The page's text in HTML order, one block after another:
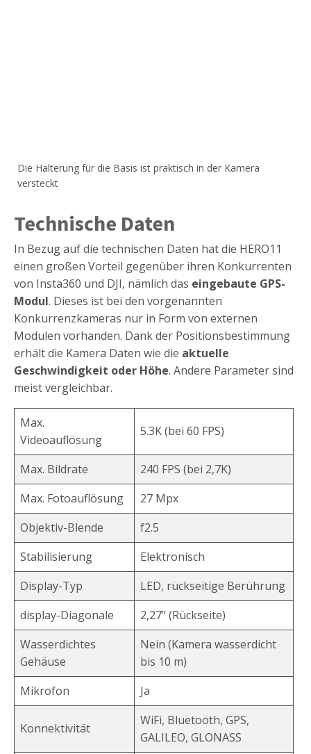
Die Halterung für die Basis ist praktisch in der Kamera
versteckt
Technische Daten
In Bezug auf die technischen Daten hat die HERO11
einen großen Vorteil gegenüber ihren Konkurrenten
von Insta360 und DJI, nämlich das eingebaute GPS-
Modul. Dieses ist bei den vorgenannten
Konkurrenzkameras nur in Form von externen
Modulen vorhanden. Dank der Positionsbestimmung
erhält die Kamera Daten wie die aktuelle
Geschwindigkeit oder Höhe. Andere Parameter sind
meist vergleichbar.
Max.
Videoauflösung
5.3K (bei 60 FPS)
Max. Bildrate
240 FPS (bei 2,7K)
Max. Fotoauflösung
27 Mpx
Objektiv-Blende
f2.5
Stabilisierung
Elektronisch
Display-Typ
LED, rückseitige Berührung
display-Diagonale
2,27" (Rückseite)
Wasserdichtes
Gehäuse
Nein (Kamera wasserdicht
bis 10 m)
Mikrofon
Ja
Konnektivität
WiFi, Bluetooth, GPS,
GALILEO, GLONASS